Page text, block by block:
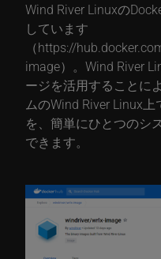
Wind River Linuxの
しています
（https://
image）。Wind River
ージを活用することに
ムのWind River Linux
を、簡単にひとつのシ
できます。